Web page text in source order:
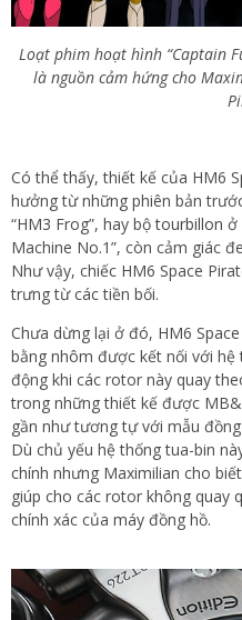
Loạt phim hoạt hình “Captain
là nguồn cảm hứng cho
Có thể thấy, thiết kế của HM6
hưởng từ những phiên bản
“HM3 Frog”, hay bộtourbillon ở
Machine No.1”, còn cảm giác
Như vậy, chiếc HM6 Space
trưng từ các tiền bối.
Chưa dừng lại ở đó, HM6
bằng nhôm được kết nối với
động khi các rotor này quay
trong những thiết kế được
gần như tương tự với mẫu
Dù chủ yếu hệ thống tua-bin
chính nhưng Maximilian cho
giúp cho các rotor không quay
chính xác của máy đồng hồ.